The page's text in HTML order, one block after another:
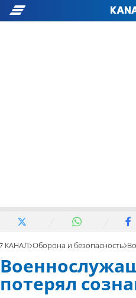
7 КАНАЛ Оборона и безопасность
потерял